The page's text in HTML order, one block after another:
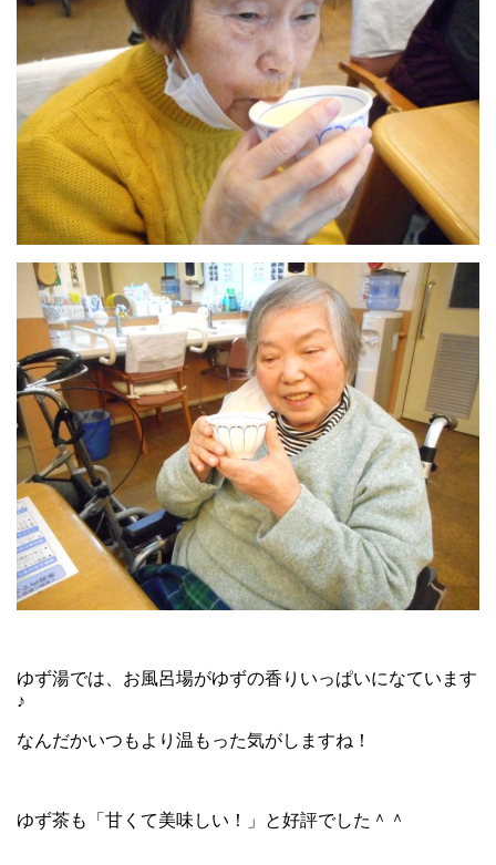
ゆず湯では、お風呂場がゆずの香りいっぱいになています
♪
なんだかいつもより温もった気がしますね！
ゆず茶も「甘くて美味しい！」と好評でした＾＾